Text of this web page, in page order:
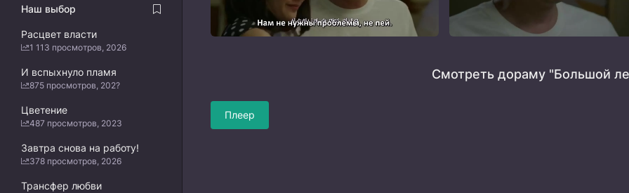
Смотреть дораму "Большой
Плеер
Наш выбор
Расцвет власти
1 113 просмотров, 2026
И вспыхнуло пламя
875 просмотров, 202?
Цветение
487 просмотров, 2023
Завтра снова на работу!
378 просмотров, 2026
Трансфер любви